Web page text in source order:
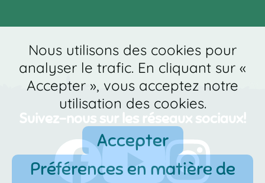
Suivez-nous sur les réseaux sociaux!
Nous utilisons des cookies pour
analyser le trafic. En cliquant sur «
Accepter », vous acceptez notre
utilisation des cookies.
Accepter
Préférences en matière de